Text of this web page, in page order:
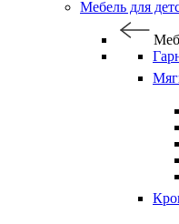
Мебель для